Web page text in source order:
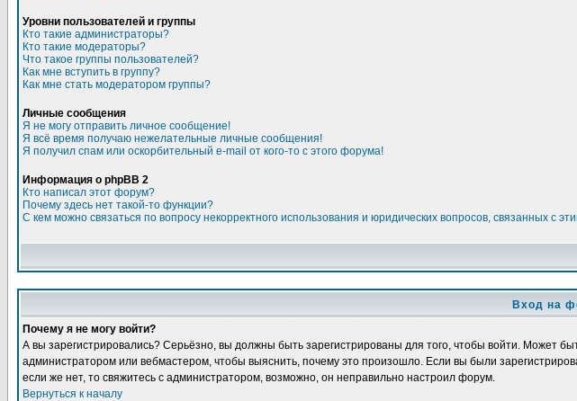
Уровни пользователей и группы
Кто такие администраторы?
Кто такие модераторы?
Что такое группы пользователей?
Как мне вступить в группу?
Как мне стать модератором группы?
Личные сообщения
Я не могу отправить личное сообщение!
Я всё время получаю нежелательные личные сообщения!
Я получил спам или оскорбительный e-mail от кого-то с этого форума!
Информация о phpBB 2
Кто написал этот форум?
Почему здесь нет такой-то функции?
С кем можно связаться по вопросу некорректного использования и юридических вопросов, связанных с
Вход на
Почему я не могу войти?
А вы зарегистрировались? Серьёзно, вы должны быть зарегистрированы для того, чтобы войти. Может
администратором или вебмастером, чтобы выяснить, почему это произошло. Если вы были
если же нет, то свяжитесь с администратором, возможно, он неправильно настроил форум.
Вернуться к началу